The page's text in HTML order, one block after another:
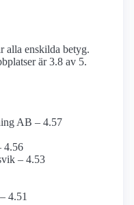
alla enskilda betyg.
är 3.8 av 5.
AB – 4.57
4.56
– 4.53
4.51